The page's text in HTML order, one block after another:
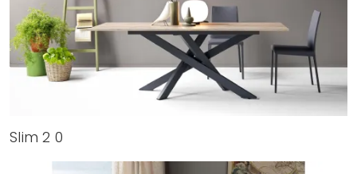
Slim 2 0